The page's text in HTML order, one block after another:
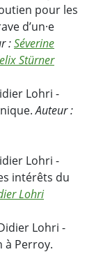
pour les
d’un·e
:Séverine
Stürner
Lohri -
Auteur :
Lohri -
intérêts du
Lohri
Lohri -
à Perroy.